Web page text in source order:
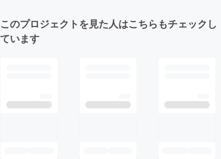
このプロジェクトを見た人はこちらもチェックし
ています